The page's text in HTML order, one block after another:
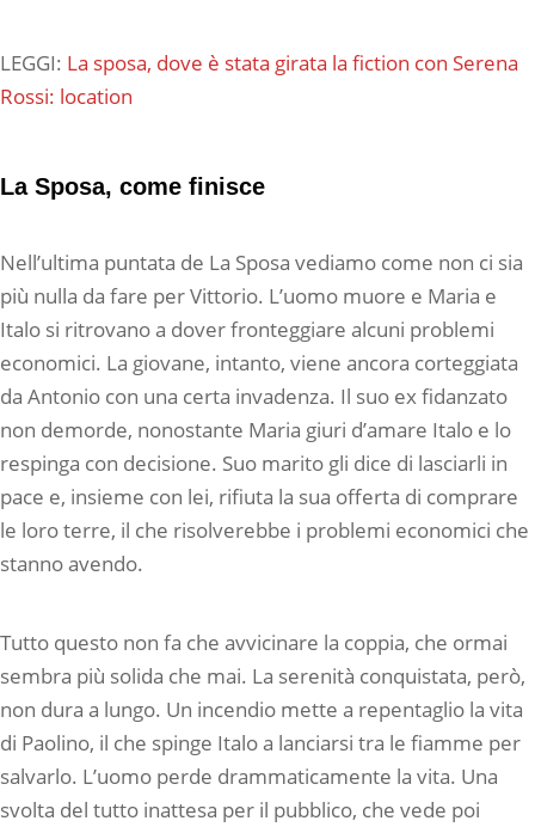
LEGGI: La sposa, dove è stata girata la fiction con Serena
Rossi: location
La Sposa, come finisce
Nell’ultima puntata de La Sposa vediamo come non ci sia
più nulla da fare per Vittorio. L’uomo muore e Maria e
Italo si ritrovano a dover fronteggiare alcuni problemi
economici. La giovane, intanto, viene ancora corteggiata
da Antonio con una certa invadenza. Il suo ex fidanzato
non demorde, nonostante Maria giuri d’amare Italo e lo
respinga con decisione. Suo marito gli dice di lasciarli in
pace e, insieme con lei, rifiuta la sua offerta di comprare
le loro terre, il che risolverebbe i problemi economici che
stanno avendo.
Tutto questo non fa che avvicinare la coppia, che ormai
sembra più solida che mai. La serenità conquistata, però,
non dura a lungo. Un incendio mette a repentaglio la vita
di Paolino, il che spinge Italo a lanciarsi tra le fiamme per
salvarlo. L’uomo perde drammaticamente la vita. Una
svolta del tutto inattesa per il pubblico, che vede poi